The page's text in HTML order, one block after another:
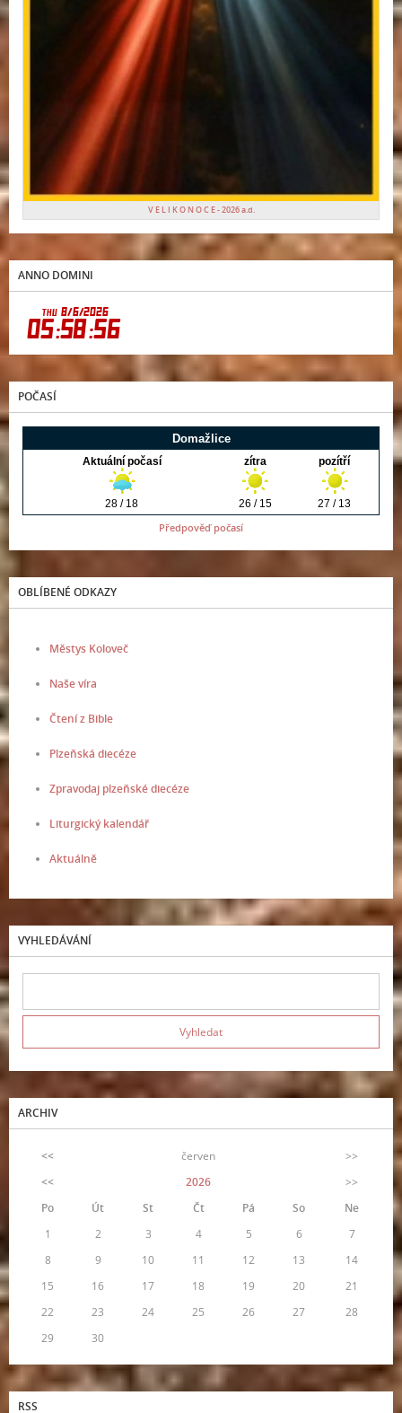
V E L I K O N O C E - 2026 a.d.
ANNO DOMINI
POČASÍ
Předpověď počasí
OBLÍBENÉ ODKAZY
Městys Koloveč
Naše víra
Čtení z Bible
Plzeňská diecéze
Zpravodaj plzeňské diecéze
Liturgický kalendář
Aktuálně
VYHLEDÁVÁNÍ
ARCHIV
<< červen
>>
<<
2026
>>
Po
Út St Čt Pá So
Ne
1
2 3 4 5 6
7
8
9 10 11 12 13
14
15
16 17 18 19 20
21
22
23 24 25 26 27
28
29
30
RSS